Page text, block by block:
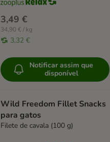
3,49 €
34,90 € / kg
3,32 €
Notificar assim que
disponível
Wild Freedom Fillet Snacks
para gatos
Filete de cavala (100 g)